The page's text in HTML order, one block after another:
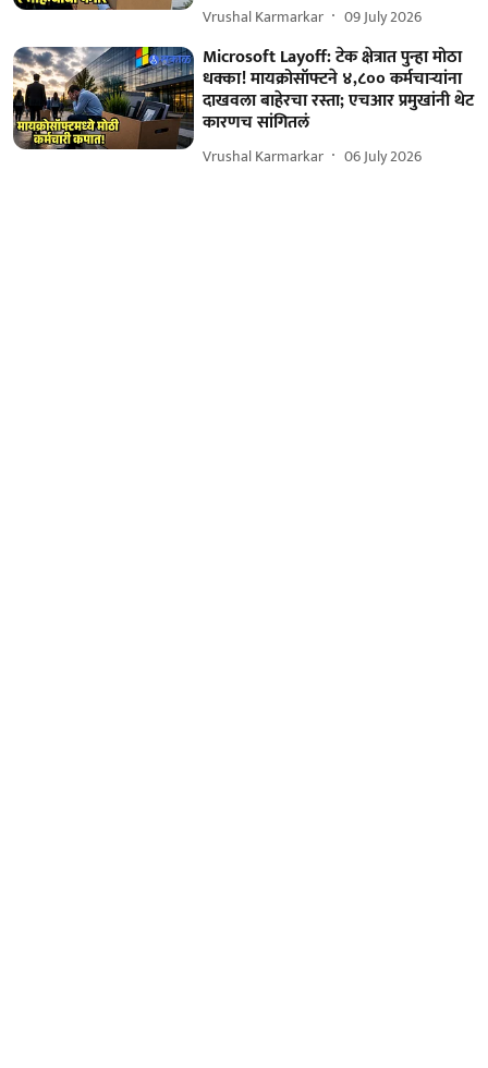
Vrushal Karmarkar 09 July 2026
Microsoft Layoff: टेक क्षेत्रात पुन्हा मोठा
धक्का! मायक्रोसॉफ्टने ४,८०० कर्मचाऱ्यांना
दाखवला बाहेरचा रस्ता; एचआर प्रमुखांनी थेट
कारणच सांगितलं
Vrushal Karmarkar 06 July 2026